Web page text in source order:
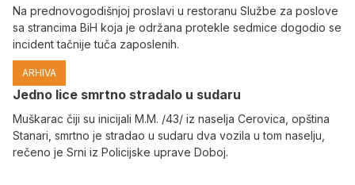
Na prednovogodišnjoj proslavi u restoranu Službe za poslove
sa strancima BiH koja je održana protekle sedmice dogodio se
incident tačnije tuča zaposlenih.
ARHIVA
Јedno lice smrtno stradalo u sudaru
Muškarac čiji su inicijali M.M. /43/ iz naselja Cerovica, opština
Stanari, smrtno je stradao u sudaru dva vozila u tom naselju,
rečeno je Srni iz Policijske uprave Doboj.